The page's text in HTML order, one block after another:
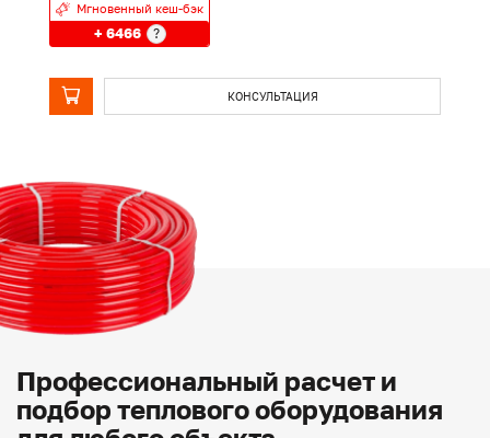
Мгновенный кеш-бэк
+ 6466 ?
КОНСУЛЬТАЦИЯ
Профессиональный расчет и
подбор теплового оборудования